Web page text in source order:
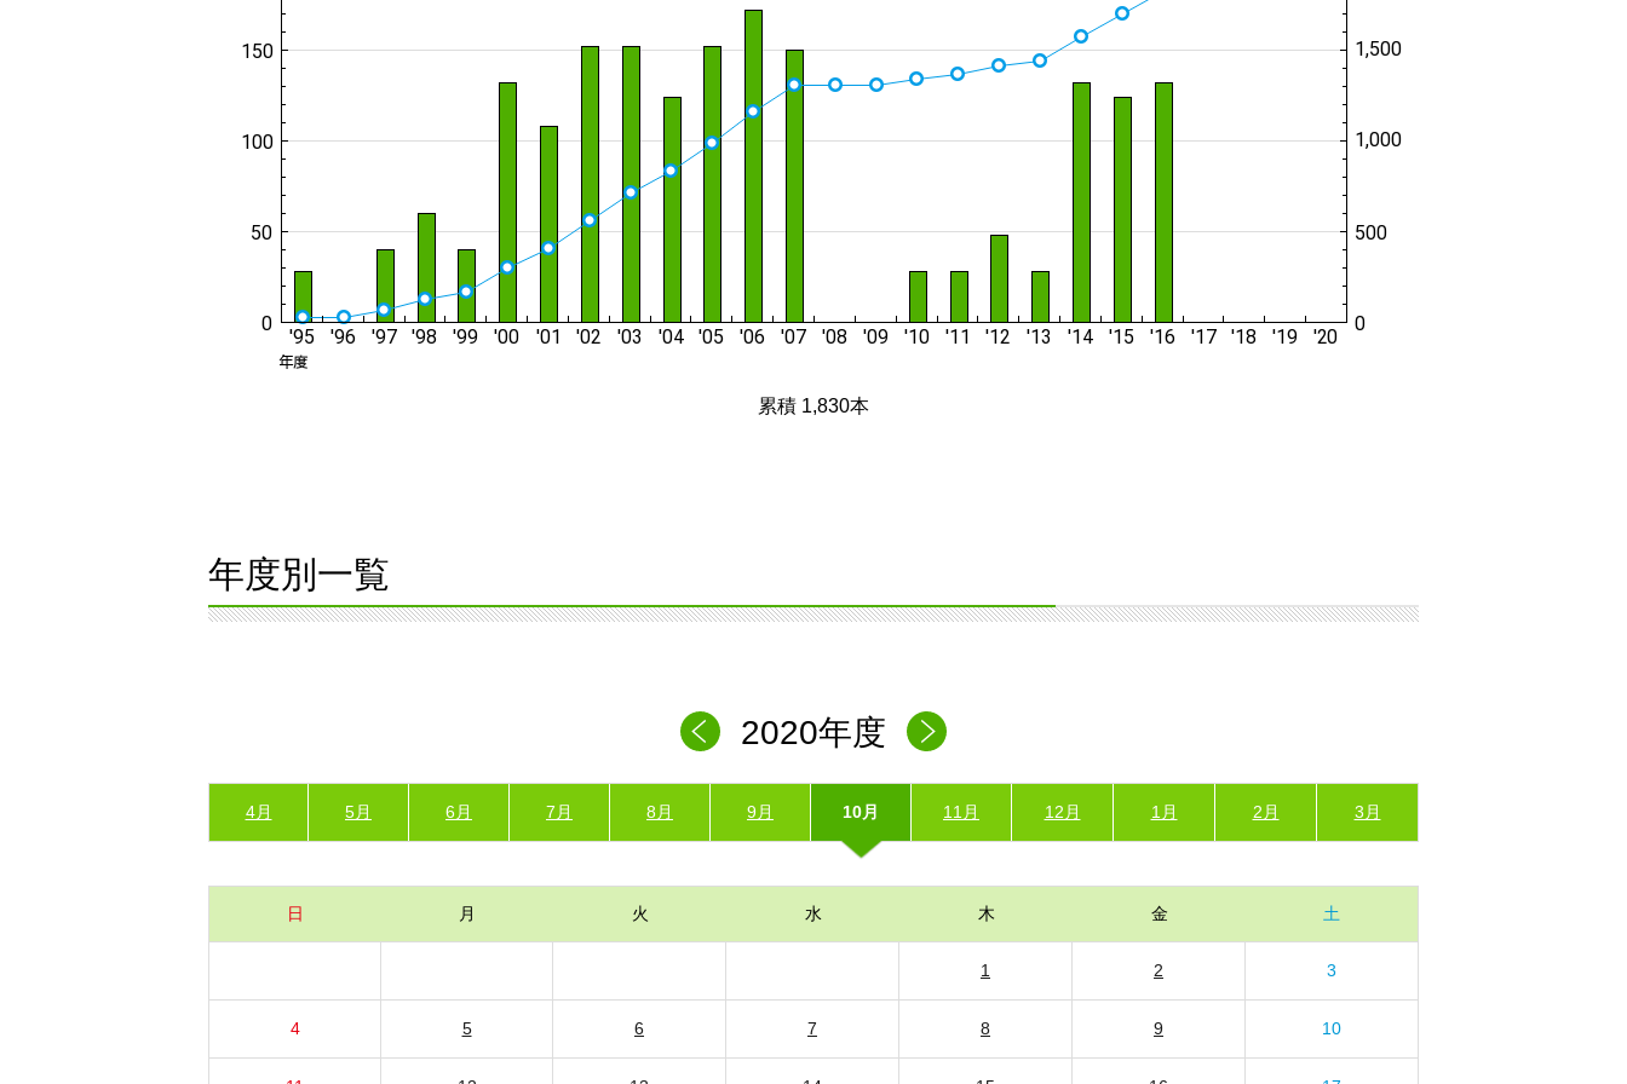
累積 1,830本
年度別一覧
2020年度
4月 5月 6月 7月 8月 9月 10月 11月 12月 1月 2月 3月
日 月 火 水 木 金 土
1 2 3
4 5 6 7 8 9 10